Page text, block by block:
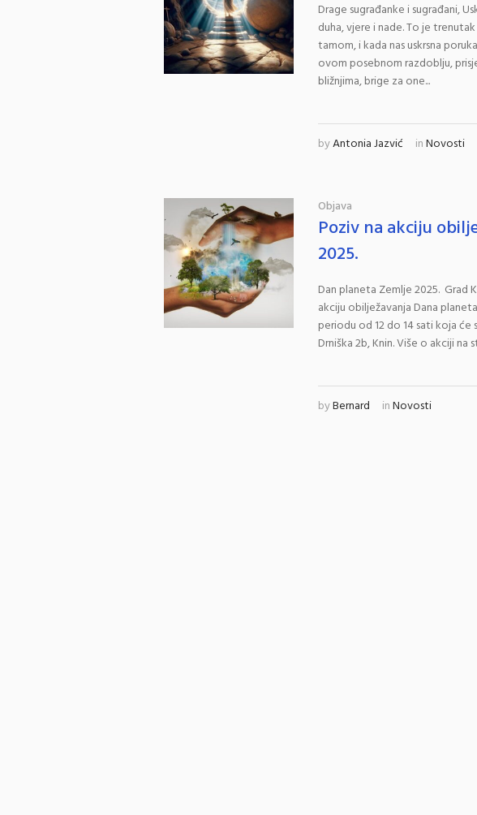
Drage sugrađanke i sugrađani,
duha, vjere i nade. To je
tamom, i kada nas uskrsna
ovom posebnom razdoblju,
bližnjima, brige za one...
byAntonia Jazvić inNovosti
Objava
Poziv na akciju
2025.
Dan planeta Zemlje 2025. Grad
akciju obilježavanja Dana
periodu od 12 do 14 sati koja
Drniška 2b, Knin. Više o akciji na
byBernard inNovosti